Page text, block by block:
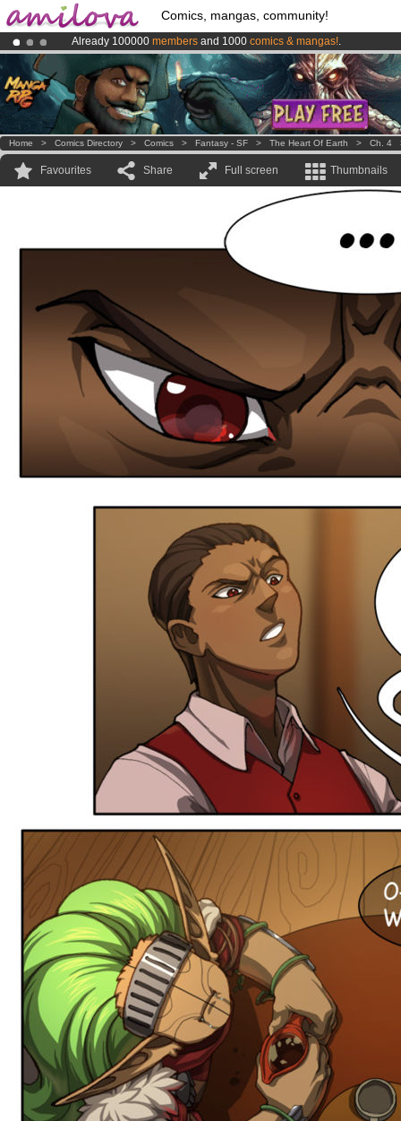
Comics, mangas, community!
Already 100000 members and 1000 comics & mangas!.
AmilovaKickstarter is now LIVE!.
Premium membership from3.95 euros per month !Get membership
Home > Comics Directory > Comics > Fantasy - SF > The Heart Of Earth > Ch. 4
Favourites Share Full screen Thumbnails